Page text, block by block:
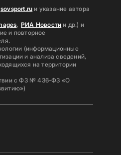
sovsport.ru и указание автора
, РИА Новости и др.) и
и повторное
(информационные
и анализа сведений,
на территории
с ФЗ № 436-ФЗ «О